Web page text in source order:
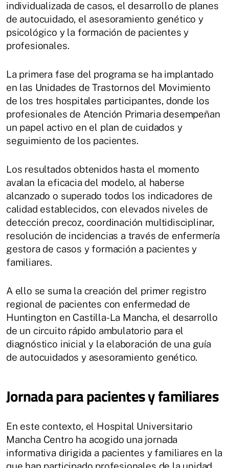
individualizada de casos, el desarrollo de planes
de autocuidado, el asesoramiento genético y
psicológico y la formación de pacientes y
profesionales.
La primera fase del programa se ha implantado
en las Unidades de Trastornos del Movimiento
de los tres hospitales participantes, donde los
profesionales de Atención Primaria desempeñan
un papel activo en el plan de cuidados y
seguimiento de los pacientes.
Los resultados obtenidos hasta el momento
avalan la eficacia del modelo, al haberse
alcanzado o superado todos los indicadores de
calidad establecidos, con elevados niveles de
detección precoz, coordinación multidisciplinar,
resolución de incidencias a través de enfermería
gestora de casos y formación a pacientes y
familiares.
A ello se suma la creación del primer registro
regional de pacientes con enfermedad de
Huntington en Castilla-La Mancha, el desarrollo
de un circuito rápido ambulatorio para el
diagnóstico inicial y la elaboración de una guía
de autocuidados y asesoramiento genético.
Jornada para pacientes y familiares
En este contexto, el Hospital Universitario
Mancha Centro ha acogido una jornada
informativa dirigida a pacientes y familiares en la
que han participado profesionales de la unidad